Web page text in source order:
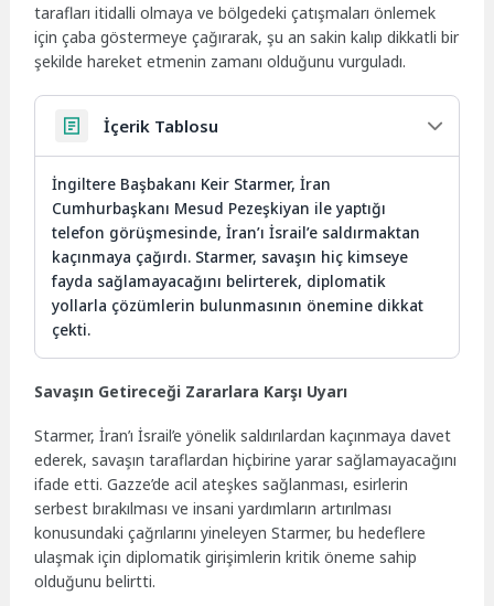
tarafları itidalli olmaya ve bölgedeki çatışmaları önlemek
için çaba göstermeye çağırarak, şu an sakin kalıp dikkatli bir
şekilde hareket etmenin zamanı olduğunu vurguladı.
İçerik Tablosu
İngiltere Başbakanı Keir Starmer, İran
Cumhurbaşkanı Mesud Pezeşkiyan ile yaptığı
telefon görüşmesinde, İran’ı İsrail’e saldırmaktan
kaçınmaya çağırdı. Starmer, savaşın hiç kimseye
fayda sağlamayacağını belirterek, diplomatik
yollarla çözümlerin bulunmasının önemine dikkat
çekti.
Savaşın Getireceği Zararlara Karşı Uyarı
Starmer, İran’ı İsrail’e yönelik saldırılardan kaçınmaya davet
ederek, savaşın taraflardan hiçbirine yarar sağlamayacağını
ifade etti. Gazze’de acil ateşkes sağlanması, esirlerin
serbest bırakılması ve insani yardımların artırılması
konusundaki çağrılarını yineleyen Starmer, bu hedeflere
ulaşmak için diplomatik girişimlerin kritik öneme sahip
olduğunu belirtti.